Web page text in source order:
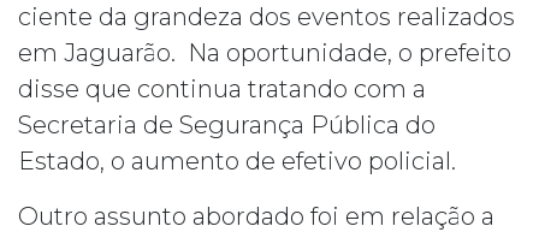
ciente da grandeza dos eventos realizados
em Jaguarão. Na oportunidade, o prefeito
disse que continua tratando com a
Secretaria de Segurança Pública do
Estado, o aumento de efetivo policial.
Outro assunto abordado foi em relação a